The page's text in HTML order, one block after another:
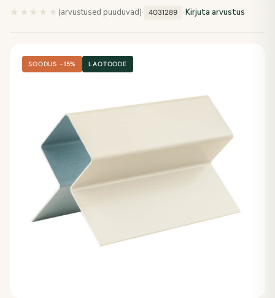
★★★★★ ★★★★★
(arvustused puuduvad)· 4031289 ·Kirjuta arvustus
SOODUS −15% LAOTOODE